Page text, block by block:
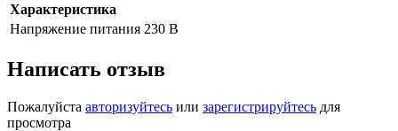
Характеристика
Напряжение питания 230 В
Написать отзыв
Пожалуйста авторизуйтесь или зарегистрируйтесь для
просмотра